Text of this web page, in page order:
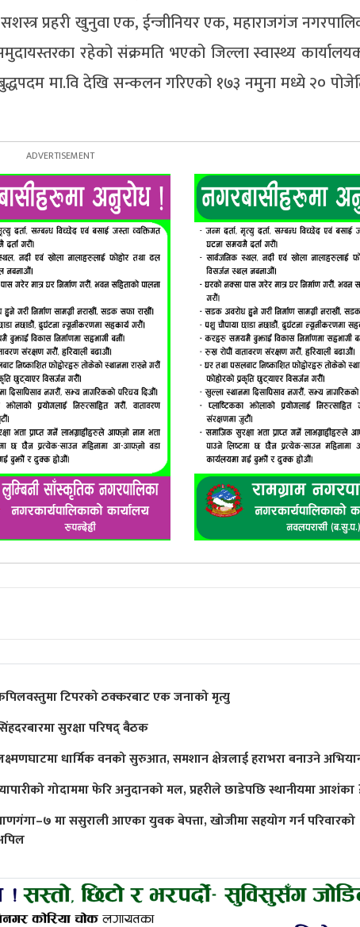
प्रहरी खुनुवा एक, ईन्जीनियर एक, महाराजगंज
रहेको संक्रमति भएको जिल्ला स्वास्थ्य
मा.वि देखि सन्कलन गरिएको १७३ नमुना मध्ये २०
टिपरको ठक्करबाट एक जनाको मृत्यु
सुरक्षा परिषद् बैठक
धार्मिक वनको सुरुआत, समशान क्षेत्रलाई हराभरा बनाउने
गोदाममा फेरि अनुदानको मल, प्रहरीले छाडेपछि स्थानीयमा आशंका
मा ससुराली आएका युवक बेपत्ता, खोजीमा सहयोग गर्न परिवारको